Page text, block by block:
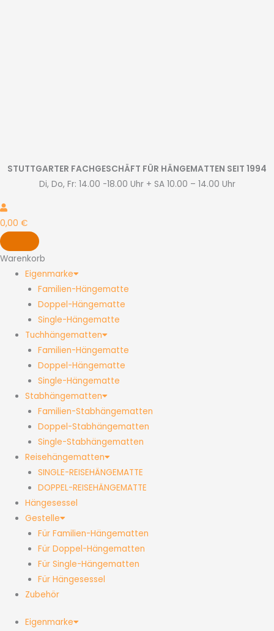
STUTTGARTER FACHGESCHÄFT FÜR HÄNGEMATTEN SEIT 1994
Di, Do, Fr: 14.00 -18.00 Uhr + SA 10.00 – 14.00 Uhr
0,00 €
Warenkorb
Eigenmarke
Familien-Hängematte
Doppel-Hängematte
Single-Hängematte
Tuchhängematten
Familien-Hängematte
Doppel-Hängematte
Single-Hängematte
Stabhängematten
Familien-Stabhängematten
Doppel-Stabhängematten
Single-Stabhängematten
Reisehängematten
SINGLE-REISEHÄNGEMATTE
DOPPEL-REISEHÄNGEMATTE
Hängesessel
Gestelle
Für Familien-Hängematten
Für Doppel-Hängematten
Für Single-Hängematten
Für Hängesessel
Zubehör
Eigenmarke